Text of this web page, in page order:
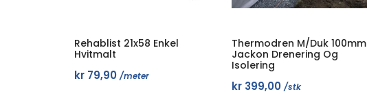
Rehablist 21x58 Enkel
Hvitmalt
kr79,90 /meter
Thermodren M/duk 100mm
Jackon Drenering Og
Isolering
kr 399,00 /stk